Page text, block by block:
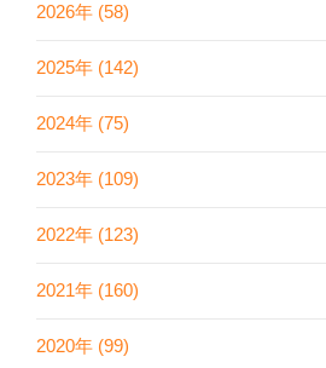
2026年 (58)
2025年 (142)
2024年 (75)
2023年 (109)
2022年 (123)
2021年 (160)
2020年 (99)